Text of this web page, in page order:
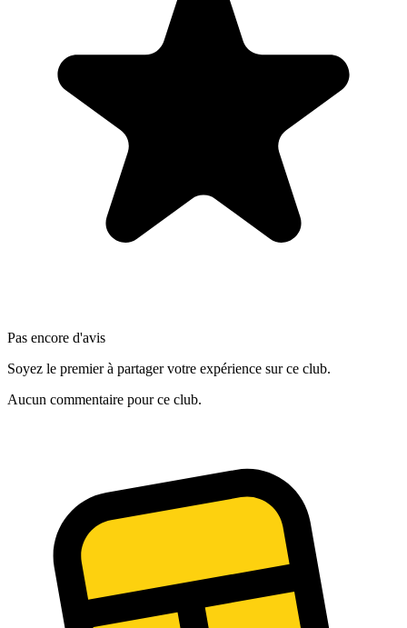
Pas encore d'avis
Soyez le premier à partager votre expérience sur ce club.
Aucun commentaire pour ce club.